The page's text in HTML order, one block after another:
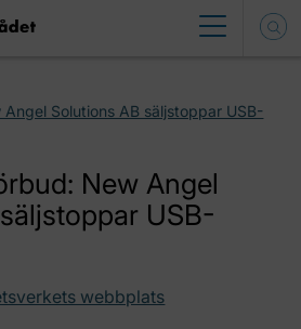
Solutions AB säljstoppar USB-
New Angel
USB-
webbplats